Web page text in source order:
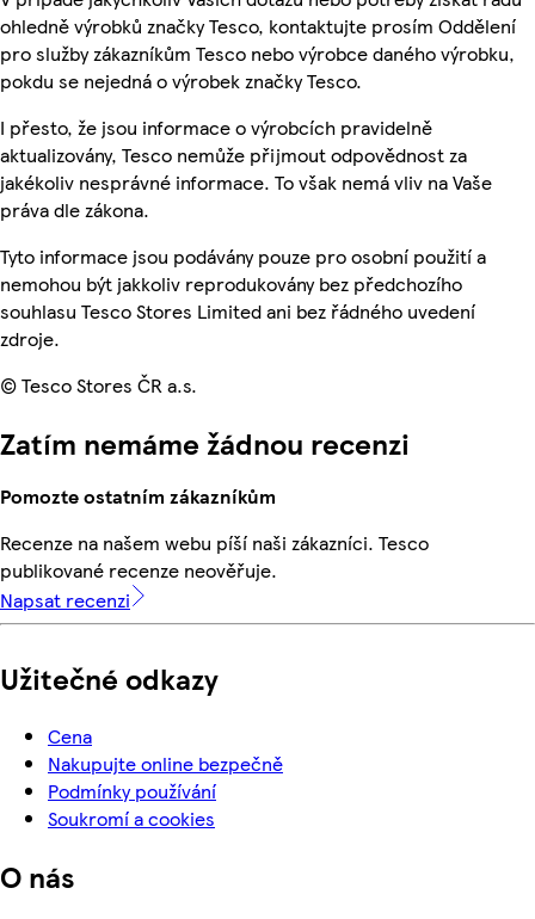
ohledně výrobků značky Tesco, kontaktujte prosím Oddělení
pro služby zákazníkům Tesco nebo výrobce daného výrobku,
pokdu se nejedná o výrobek značky Tesco.
I přesto, že jsou informace o výrobcích pravidelně
aktualizovány, Tesco nemůže přijmout odpovědnost za
jakékoliv nesprávné informace. To však nemá vliv na Vaše
práva dle zákona.
Tyto informace jsou podávány pouze pro osobní použití a
nemohou být jakkoliv reprodukovány bez předchozího
souhlasu Tesco Stores Limited ani bez řádného uvedení
zdroje.
© Tesco Stores ČR a.s.
Zatím nemáme žádnou recenzi
Pomozte ostatním zákazníkům
Recenze na našem webu píší naši zákazníci. Tesco
publikované recenze neověřuje.
Napsat recenzi
Užitečné odkazy
Cena
Nakupujte online bezpečně
Podmínky používání
Soukromí a cookies
O nás